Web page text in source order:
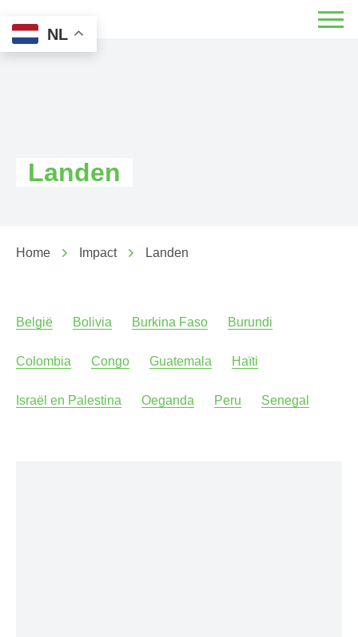
Landen
Home Impact Landen
België Bolivia Burkina Faso Burundi
Colombia Congo Guatemala Haïti
Israël en Palestina Oeganda Peru Senegal
NL